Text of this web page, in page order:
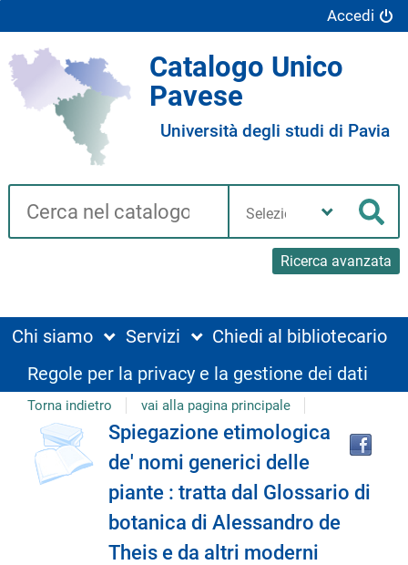
Accedi
Catalogo Unico
Pavese
Università degli studi di Pavia
Cerca su "Catalogo"
Ricerca avanzata
biblioteca
Chi siamo Servizi
Chiedi al bibliotecario
Regole per la privacy e la gestione dei dati
Torna indietro vai alla pagina principale
Dettaglio
del
documento
copertina
Spiegazione etimologica
de' nomi generici delle
piante : tratta dal Glossario di
botanica di Alessandro de
Theis e da altri moderni